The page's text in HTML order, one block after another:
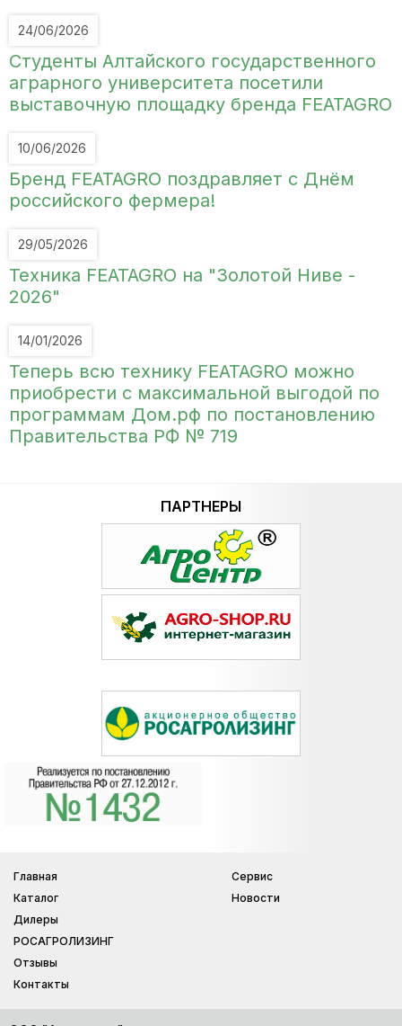
24/06/2026
Студенты Алтайского государственного
аграрного университета посетили
выставочную площадку бренда FEATAGRO
10/06/2026
Бренд FEATAGRO поздравляет с Днём
российского фермера!
29/05/2026
Техника FEATAGRO на "Золотой Ниве -
2026"
14/01/2026
Теперь всю технику FEATAGRO можно
приобрести с максимальной выгодой по
программам Дом.рф по постановлению
Правительства РФ № 719
ПАРТНЕРЫ
Главная
Каталог
Дилеры
РОСАГРОЛИЗИНГ
Отзывы
Контакты
Сервис
Новости